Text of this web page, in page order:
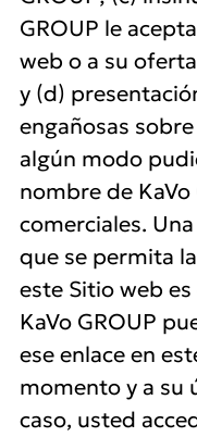
GROUP le
web o a su
y (d)
engañosas
algún modo
nombre de KaVo
comerciales.
que se permita
este Sitio web
KaVo GROUP
ese enlace en
momento y a su
caso, usted